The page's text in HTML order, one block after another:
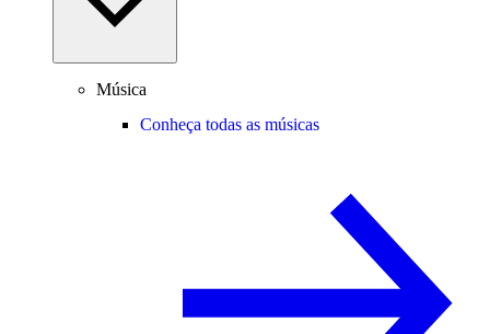
Música
Conheça todas as músicas